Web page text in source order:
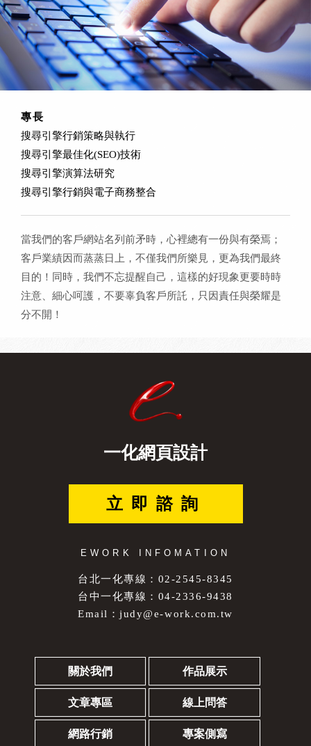
專長
搜尋引擎行銷策略與執行
搜尋引擎最佳化(SEO)技術
搜尋引擎演算法研究
搜尋引擎行銷與電子商務整合
當我們的客戶網站名列前矛時，心裡總有一份與有榮焉；
客戶業績因而蒸蒸日上，不僅我們所樂見，更為我們最終
目的！同時，我們不忘提醒自己，這樣的好現象更要時時
注意、細心呵護，不要辜負客戶所託，只因責任與榮耀是
分不開！
一化網頁設計
立即諮詢
EWORK INFOMATION
台北一化專線：02-2545-8345
台中一化專線：04-2336-9438
Email：judy@e-work.com.tw
關於我們 作品展示
文章專區 線上問答
網路行銷 專案側寫